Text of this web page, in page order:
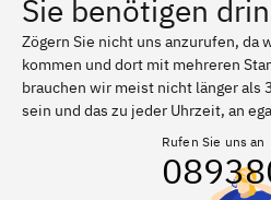
Sie benötigen
Zögern Sie nicht uns anzurufen, da
kommen und dort mit mehreren
brauchen wir meist nicht länger als
sein und das zu jeder Uhrzeit, an
Rufen Sie uns an